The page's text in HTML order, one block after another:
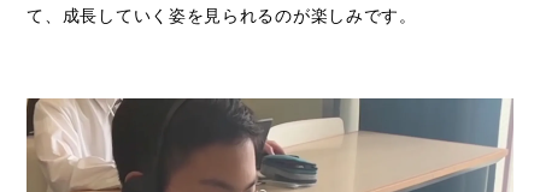
て、成長していく姿を見られるのが楽しみです。